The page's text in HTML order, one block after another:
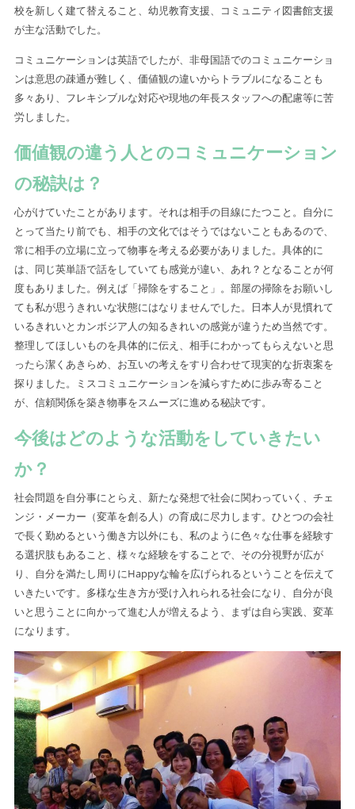
校を新しく建て替えること、幼児教育支援、コミュニティ図書館支援
が主な活動でした。
コミュニケーションは英語でしたが、非母国語でのコミュニケーショ
ンは意思の疎通が難しく、価値観の違いからトラブルになることも
多々あり、フレキシブルな対応や現地の年長スタッフへの配慮等に苦
労しました。
価値観の違う人とのコミュニケーション
の秘訣は？
心がけていたことがあります。それは相手の目線にたつこと。自分に
とって当たり前でも、相手の文化ではそうではないこともあるので、
常に相手の立場に立って物事を考える必要がありました。具体的に
は、同じ英単語で話をしていても感覚が違い、あれ？となることが何
度もありました。例えば「掃除をすること」。部屋の掃除をお願いし
ても私が思うきれいな状態にはなりませんでした。日本人が見慣れて
いるきれいとカンボジア人の知るきれいの感覚が違うため当然です。
整理してほしいものを具体的に伝え、相手にわかってもらえないと思
ったら潔くあきらめ、お互いの考えをすり合わせて現実的な折衷案を
探りました。ミスコミュニケーションを減らすために歩み寄ること
が、信頼関係を築き物事をスムーズに進める秘訣です。
今後はどのような活動をしていきたい
か？
社会問題を自分事にとらえ、新たな発想で社会に関わっていく、チェ
ンジ・メーカー（変革を創る人）の育成に尽力します。ひとつの会社
で長く勤めるという働き方以外にも、私のように色々な仕事を経験す
る選択肢もあること、様々な経験をすることで、その分視野が広が
り、自分を満たし周りにHappyな輪を広げられるということを伝えて
いきたいです。多様な生き方が受け入れられる社会になり、自分が良
いと思うことに向かって進む人が増えるよう、まずは自ら実践、変革
になります。